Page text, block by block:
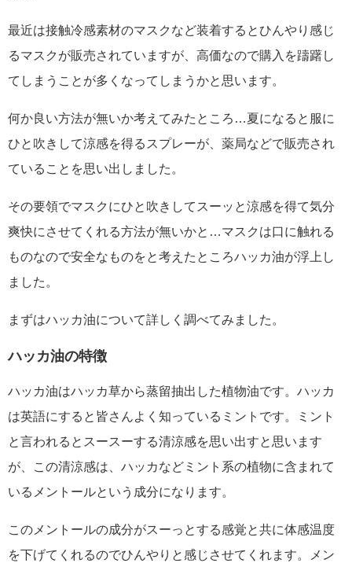
最近は接触冷感素材のマスクなど装着するとひんやり感じ
るマスクが販売されていますが、高価なので購入を躊躇し
てしまうことが多くなってしまうかと思います。
何か良い方法が無いか考えてみたところ…夏になると服に
ひと吹きして涼感を得るスプレーが、薬局などで販売され
ていることを思い出しました。
その要領でマスクにひと吹きしてスーッと涼感を得て気分
爽快にさせてくれる方法が無いかと…マスクは口に触れる
ものなので安全なものをと考えたところハッカ油が浮上し
ました。
まずはハッカ油について詳しく調べてみました。
ハッカ油の特徴
ハッカ油はハッカ草から蒸留抽出した植物油です。ハッカ
は英語にすると皆さんよく知っているミントです。ミント
と言われるとスースーする清涼感を思い出すと思います
が、この清涼感は、ハッカなどミント系の植物に含まれて
いるメントールという成分になります。
このメントールの成分がスーっとする感覚と共に体感温度
を下げてくれるのでひんやりと感じさせてくれます。メン